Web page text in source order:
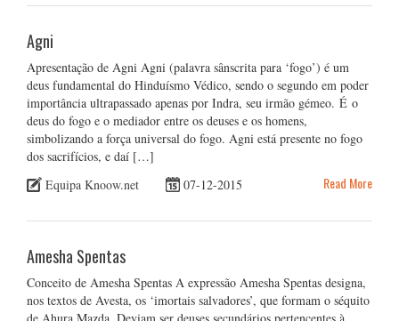
Agni
Apresentação de Agni Agni (palavra sânscrita para ‘fogo’) é um
deus fundamental do Hinduísmo Védico, sendo o segundo em poder
importância ultrapassado apenas por Indra, seu irmão gémeo. É o
deus do fogo e o mediador entre os deuses e os homens,
simbolizando a força universal do fogo. Agni está presente no fogo
dos sacrifícios, e daí […]
Equipa Knoow.net
07-12-2015 Read More
Amesha Spentas
Conceito de Amesha Spentas A expressão Amesha Spentas designa,
nos textos de Avesta, os ‘imortais salvadores’, que formam o séquito
de Ahura Mazda. Deviam ser deuses secundários pertencentes à